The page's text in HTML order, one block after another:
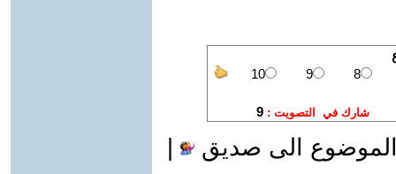
الى صديق